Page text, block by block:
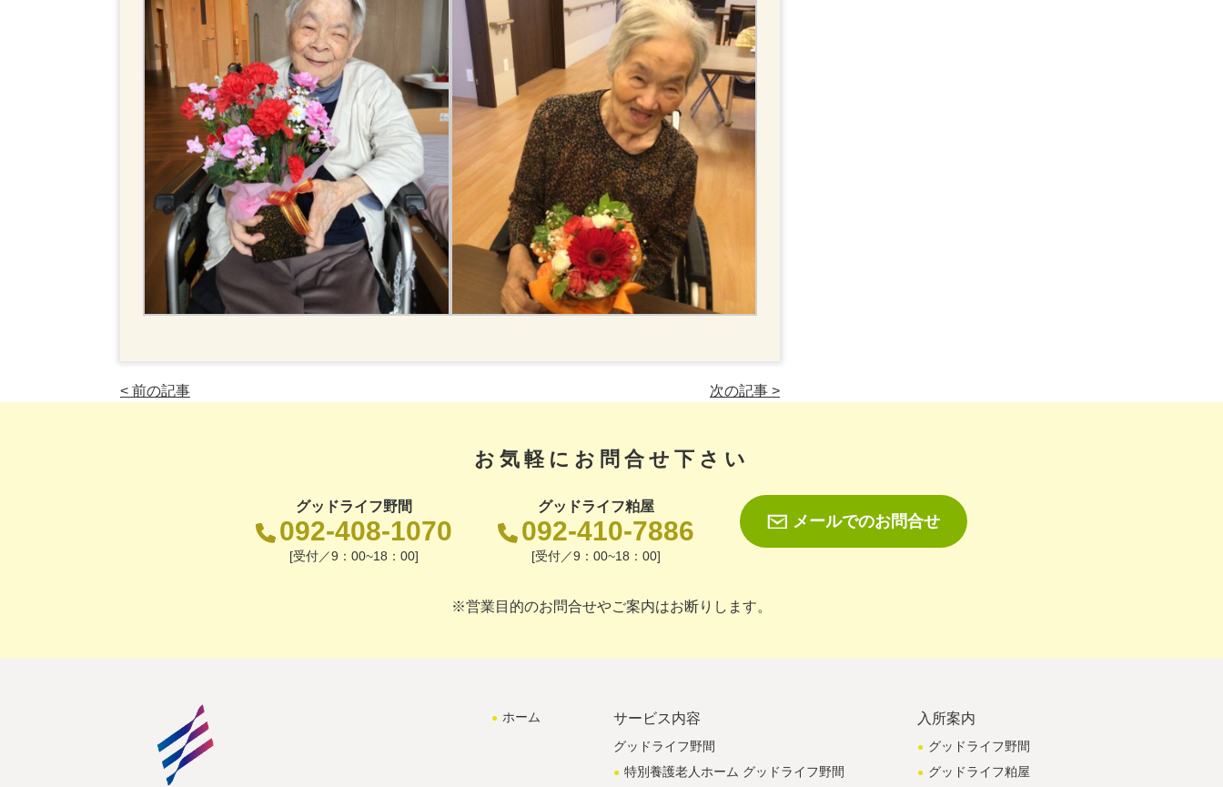
< 前の記事 次の記事 >
お気軽にお問合せ下さい
グッドライフ野間
092-408-1070
[受付／9：00~18：00]
グッドライフ粕屋
092-410-7886
[受付／9：00~18：00]
メールでのお問合せ
※営業目的のお問合せやご案内はお断りします。
ホーム サービス内容
グッドライフ野間
特別養護老人ホーム グッドライフ野間
入所案内
グッドライフ野間
グッドライフ粕屋